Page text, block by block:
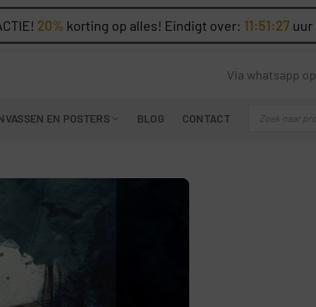
20% korting op alles! Eindigt over: 11:51:26 uur
Via whatsapp op
EN POSTERS BLOG CONTACT
zoeken